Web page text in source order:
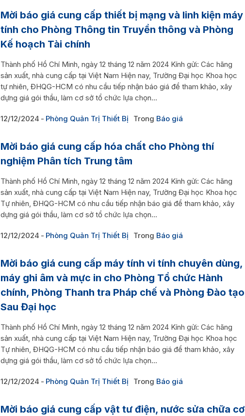
Mời báo giá cung cấp thiết bị mạng và linh kiện máy
tính cho Phòng Thông tin Truyền thông và Phòng
Kế hoạch Tài chính
Thành phố Hồ Chí Minh, ngày 12 tháng 12 năm 2024 Kính gửi: Các hãng
sản xuất, nhà cung cấp tại Việt Nam Hiện nay, Trường Đại học Khoa học
tự nhiên, ĐHQG-HCM có nhu cầu tiếp nhận báo giá để tham khảo, xây
dựng giá gói thầu, làm cơ sở tổ chức lựa chọn...
12/12/2024 Phòng Quản Trị Thiết Bị Trong Báo giá
Mời báo giá cung cấp hóa chất cho Phòng thí
nghiệm Phân tích Trung tâm
Thành phố Hồ Chí Minh, ngày 12 tháng 12 năm 2024 Kính gửi: Các hãng
sản xuất, nhà cung cấp tại Việt Nam Hiện nay, Trường Đại học Khoa học
Tự nhiên, ĐHQG-HCM có nhu cầu tiếp nhận báo giá để tham khảo, xây
dựng giá gói thầu, làm cơ sở tổ chức lựa chọn...
12/12/2024 Phòng Quản Trị Thiết Bị Trong Báo giá
Mời báo giá cung cấp máy tính vi tính chuyên dùng,
máy ghi âm và mực in cho Phòng Tổ chức Hành
chính, Phòng Thanh tra Pháp chế và Phòng Đào tạo
Sau Đại học
Thành phố Hồ Chí Minh, ngày 12 tháng 12 năm 2024 Kính gửi: Các hãng
sản xuất, nhà cung cấp tại Việt Nam Hiện nay, Trường Đại học Khoa học
Tự nhiên, ĐHQG-HCM có nhu cầu tiếp nhận báo giá để tham khảo, xây
dựng giá gói thầu, làm cơ sở tổ chức lựa chọn...
12/12/2024 Phòng Quản Trị Thiết Bị Trong Báo giá
Mời báo giá cung cấp vật tư điện, nước sửa chữa cơ